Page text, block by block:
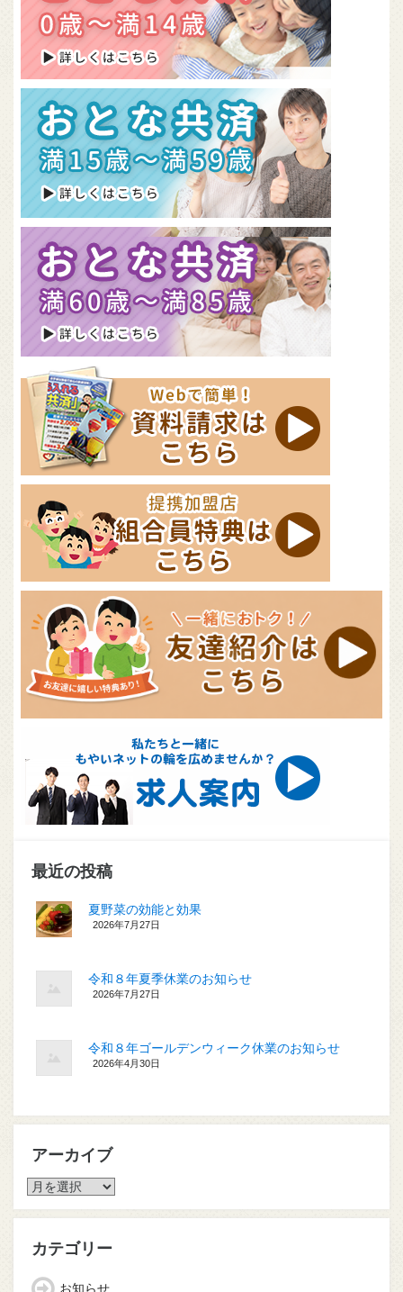
最近の投稿
夏野菜の効能と効果
2026年7月27日
令和８年夏季休業のお知らせ
2026年7月27日
令和８年ゴールデンウィーク休業のお知らせ
2026年4月30日
アーカイブ
ア
カ
ブ
カテゴリー
お知らせ